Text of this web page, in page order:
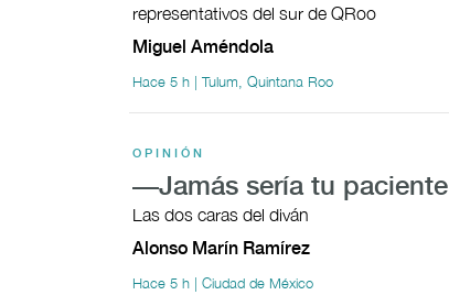
representativos del sur de QRoo
Miguel Améndola
Hace 5 h | Tulum, Quintana Roo
OPINIÓN
—Jamás sería tu paciente
Las dos caras del diván
Alonso Marín Ramírez
Hace 5 h | Ciudad de México